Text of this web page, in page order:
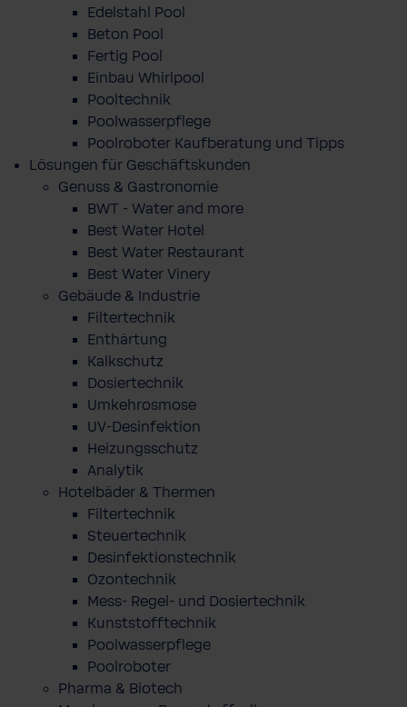
Edelstahl Pool
Beton Pool
Fertig Pool
Einbau Whirlpool
Pooltechnik
Poolwasserpflege
Poolroboter Kaufberatung und Tipps
Lösungen für Geschäftskunden
Genuss & Gastronomie
BWT - Water and more
Best Water Hotel
Best Water Restaurant
Best Water Vinery
Gebäude & Industrie
Filtertechnik
Enthärtung
Kalkschutz
Dosiertechnik
Umkehrosmose
UV-Desinfektion
Heizungsschutz
Analytik
Hotelbäder & Thermen
Filtertechnik
Steuertechnik
Desinfektionstechnik
Ozontechnik
Mess- Regel- und Dosiertechnik
Kunststofftechnik
Poolwasserpflege
Poolroboter
Pharma & Biotech